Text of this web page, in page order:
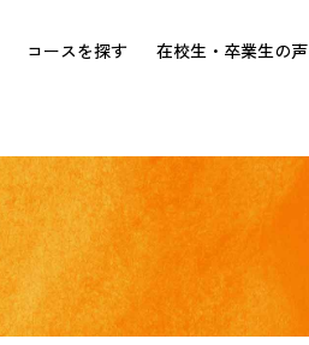
コースを探す 在校生・卒業生の声